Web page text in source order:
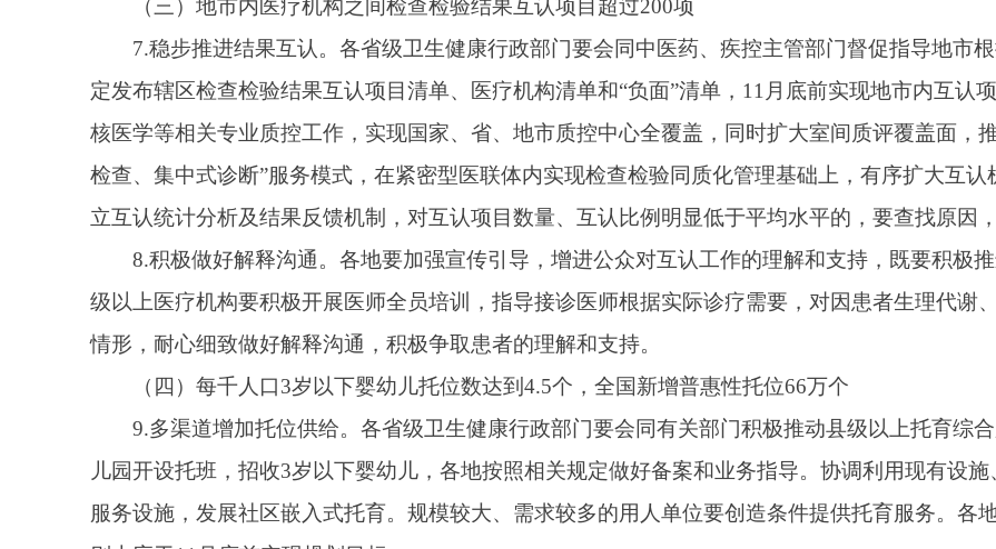
9.多渠道增加托位供给。各省级卫生健康行政部门要会同有关部门积极推动县级以上托育综合服务中心和普惠托育
儿园开设托班，招收3岁以下婴幼儿，各地按照相关规定做好备案和业务指导。协调利用现有设施、场所等街道和社区
服务设施，发展社区嵌入式托育。规模较大、需求较多的用人单位要创造条件提供托育服务。各地要加强对托位供需
政部门按标准组织认定。要综合考虑当地收入水平、市场供求状况、机构性质、服务类型等因素，合理确定基准收费
实托育服务机构用水用电用气用热按照居民生活类价格执行等相关规定。完善土地、住房、财政、金融、人才等政策，
务机构予以支持。各省份应于4月10日前将本年度普惠托位数发展目标及进度安排报送我委。
（五）取消门诊预交金，将医保患者住院预交金额度降至同病种个人自付平均水平
住院押金）额度，使医保患者住院预交金额度不迟于6月底降至同病种同保障类别个人自付平均水平。医疗机构要通过
子屏等多种途径公开常见病种住院预交金收取额度，让群众知悉。对个别存在特殊情况需延期执行的医疗机构应向属
并明确执行时间。
12.提升结算便利和效率。公立医疗机构要持续改进内部工作流程，积极探索推进“一次就诊一次付费”“诊间结算”